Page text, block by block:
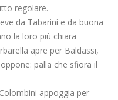
regolare.
da Tabarini e da buona
la loro più chiara
apre per Baldassi,
palla che sfiora il
appoggia per